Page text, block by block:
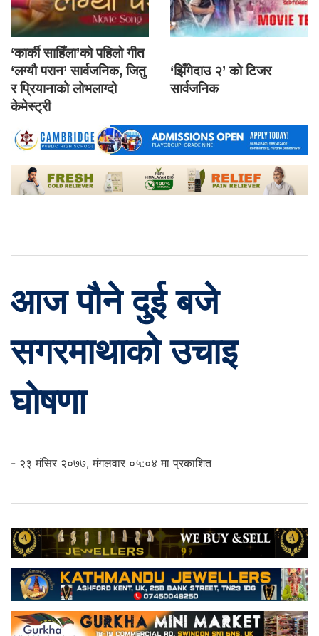
‘कार्की साहिँला’को पहिलो गीत
‘लग्यौ परान’ सार्वजनिक, जितु
र प्रियानाको लोभलाग्दो
केमेस्ट्री
‘झिँगेदाउ २’ को टिजर
सार्वजनिक
आज पौने दुई बजे
सगरमाथाको उचाइ
घोषणा
- २३ मंसिर २०७७, मंगलवार ०५:०४ मा प्रकाशित